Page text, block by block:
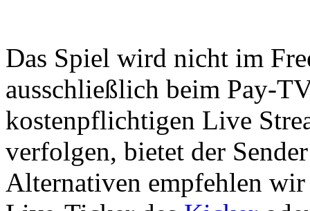
Das Spiel wird nicht im
ausschließlich beim Pay-
kostenpflichtigen Live
verfolgen, bietet der
Alternativen empfehlen